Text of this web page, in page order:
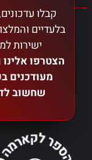
קבלו
בלעדיים
ישירות
הצטרפו
מעודכנים
שחשוב